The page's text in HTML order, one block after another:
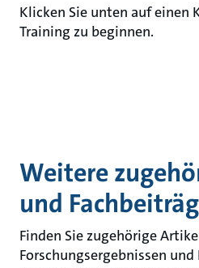
Klicken Sie unten auf einen
Training zu beginnen.
Weitere
und
Finden Sie zugehörige
Forschungsergebnissen